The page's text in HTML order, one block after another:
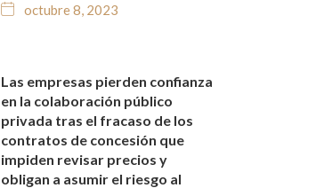
octubre 8, 2023
NOTICIAS Y BLOG JURÍDICO
Las empresas pierden confianza
en la colaboración público
privada tras el fracaso de los
contratos de concesión que
impiden revisar precios y
obligan a asumir el riesgo al